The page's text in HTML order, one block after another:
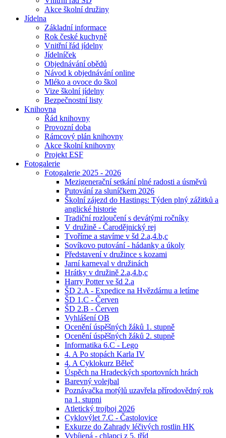
Akce školní družiny
Jídelna
Základní informace
Rok české kuchyně
Vnitřní řád jídelny
Jídelníček
Objednávání obědů
Návod k objednávání online
Mléko a ovoce do škol
Vize školní jídelny
Bezpečnostní listy
Knihovna
Řád knihovny
Provozní doba
Rámcový plán knihovny
Akce školní knihovny
Projekt ESF
Fotogalerie
Fotogalerie 2025 - 2026
Mezigenerační setkání plné radosti a úsměvů
Putování za sluníčkem 2026
Školní zájezd do Hastings: Týden plný zážitků a
anglické historie
Tradiční rozloučení s devátými ročníky
V družině - Čarodějnický rej
Tvoříme a stavíme v šd 2.a,4.b,c
Sovíkovo putování - hádanky a úkoly
Představení v družince s kozami
Jarní karneval v družinách
Hrátky v družině 2.a,4.b,c
Harry Potter ve šd 2.a
ŠD 2.A - Expedice na Hvězdárnu a letíme
ŠD 1.C - Červen
ŠD 2.B - Červen
Vyhlášení OB
Ocenění úspěšných žáků 1. stupně
Ocenění úspěšných žáků 2. stupně
Informatika 6.C - Lego
4. A Po stopách Karla IV
4. A Cyklokurz Běleč
Úspěch na Hradeckých sportovních hrách
Barevný volejbal
Poznávačka motýlů uzavřela přírodovědný rok
na 1. stupni
Atletický trojboj 2026
Cyklovýlet 7.C - Častolovice
Exkurze do Zahrady léčivých rostlin HK
Vybíjená - chlapci z 5. tříd